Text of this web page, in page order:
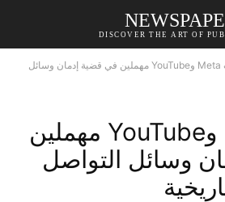
DISCOVER THE ART OF
وجدت Meta وYouTube مهملين في قضية إدمان وسائل
وجدت Meta وYouTube مهملين
وسائل التواصل